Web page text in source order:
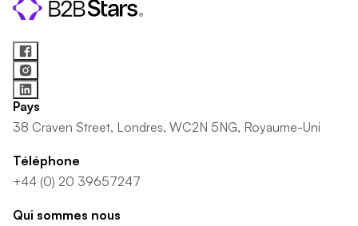
Pays
38 Craven Street, Londres, WC2N 5NG, Royaume-Uni
Téléphone
+44 (0) 20 39657247
Qui sommes nous